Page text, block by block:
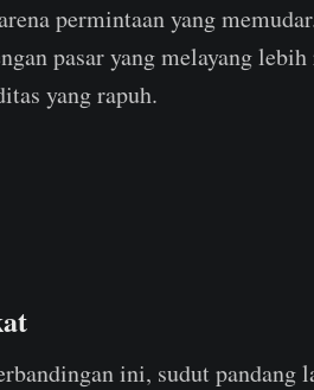
permintaan yang
pasar yang melayang
yang rapuh.
ini, sudut pandang